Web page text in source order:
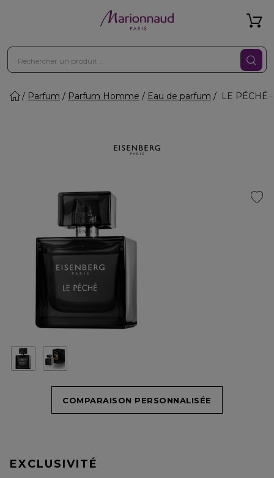
Parfum Parfum Homme Eau de parfum LE PÉCHÉ
COMPARAISON PERSONNALISÉE
EXCLUSIVITÉ